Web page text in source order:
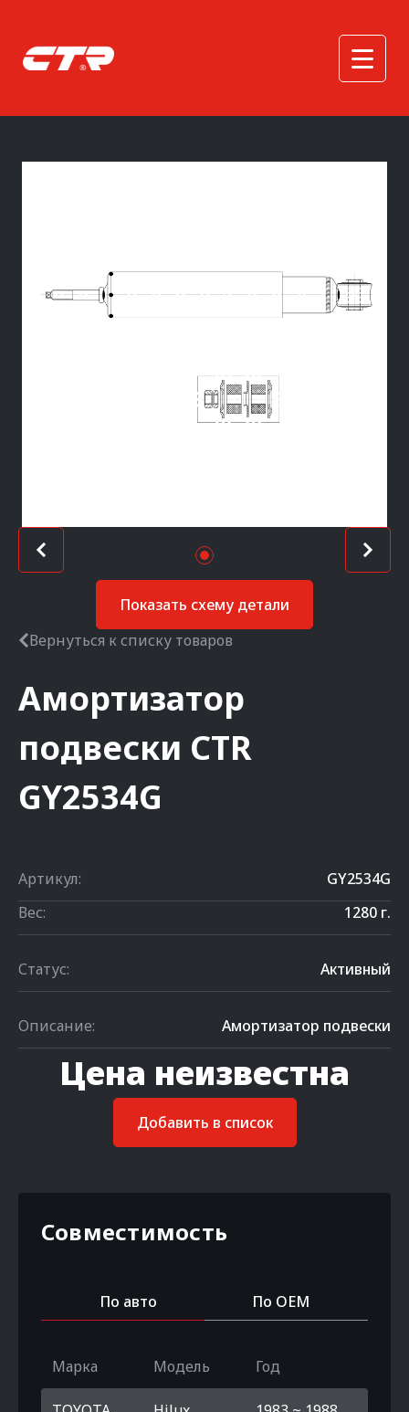
Показать схему детали
Вернуться к списку товаров
Амортизатор
подвески CTR
GY2534G
Артикул:
GY2534G
Вес:
1280 г.
Статус: Активный
Описание: Амортизатор подвески
Цена неизвестна
Добавить в список
Совместимость
По авто По OEM
Марка Модель Год